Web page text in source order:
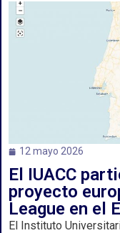
12 mayo 2026
El IUACC
proyecto
League en el
El Instituto